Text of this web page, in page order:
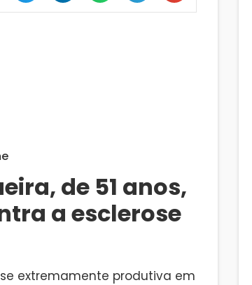
de 51 anos,
a esclerose
extremamente produtiva em